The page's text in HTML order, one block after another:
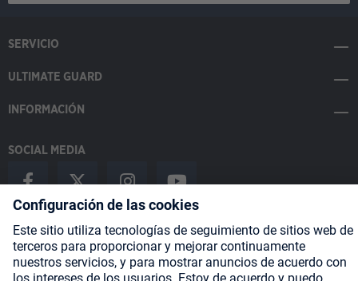
SERVICIO
ULTIMATE GUARD
INFORMACIÓN
SOCIAL MEDIA
Payment Methods